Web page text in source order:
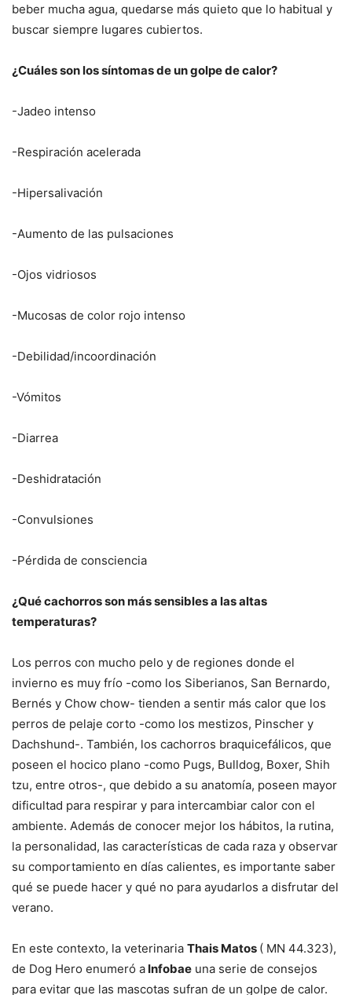
beber mucha agua, quedarse más quieto que lo habitual y
buscar siempre lugares cubiertos.
¿Cuáles son los síntomas de un golpe de calor?
-Jadeo intenso
-Respiración acelerada
-Hipersalivación
-Aumento de las pulsaciones
-Ojos vidriosos
-Mucosas de color rojo intenso
-Debilidad/incoordinación
-Vómitos
-Diarrea
-Deshidratación
-Convulsiones
-Pérdida de consciencia
¿Qué cachorros son más sensibles a las altas
temperaturas?
Los perros con mucho pelo y de regiones donde el
invierno es muy frío -como los Siberianos, San Bernardo,
Bernés y Chow chow- tienden a sentir más calor que los
perros de pelaje corto -como los mestizos, Pinscher y
Dachshund-. También, los cachorros braquicefálicos, que
poseen el hocico plano -como Pugs, Bulldog, Boxer, Shih
tzu, entre otros-, que debido a su anatomía, poseen mayor
dificultad para respirar y para intercambiar calor con el
ambiente. Además de conocer mejor los hábitos, la rutina,
la personalidad, las características de cada raza y observar
su comportamiento en días calientes, es importante saber
qué se puede hacer y qué no para ayudarlos a disfrutar del
verano.
En este contexto, la veterinaria Thais Matos ( MN 44.323),
de Dog Hero enumeró a Infobae una serie de consejos
para evitar que las mascotas sufran de un golpe de calor.